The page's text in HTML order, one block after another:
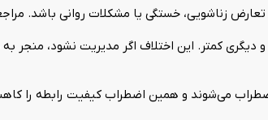
زناشویی، خستگی یا مشکلات روانی باشد.
دیگری کمتر. این اختلاف اگر مدیریت نشود، منجر
می‌شوند و همین اضطراب کیفیت رابطه را